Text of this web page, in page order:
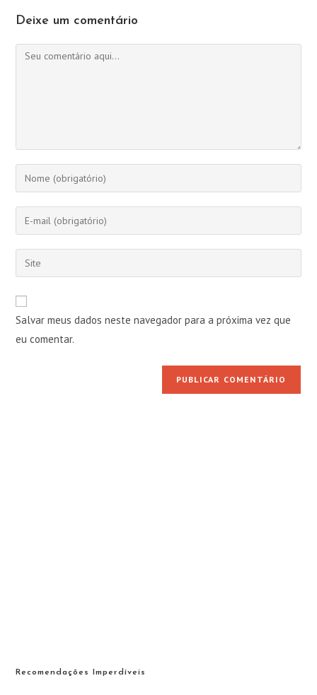
Deixe um comentário
Comentário
Digite
seu
nome
ou
de
usuário
para
comentar
Digite
seu
endereço
de
para
comentar
Digite
o
do
seu
site
Salvar meus dados neste navegador para a próxima vez que
eu comentar.
Recomendações Imperdíveis